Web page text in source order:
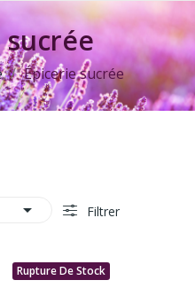
sucrée
Épicerie sucrée
 Filtrer
Rupture De Stock